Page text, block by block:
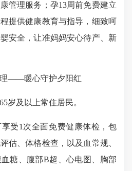
管理服务；孕13周前免费建立
提供健康教育与指导，细致呵
安全，让准妈妈安心待产、新
——暖心守护夕阳红
岁及以上常住居民。
受1次全面免费健康体检，包
估、体格检查，以及血常规、
糖、腹部B超、心电图、胸部